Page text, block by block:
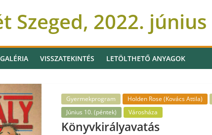
Szeged, 2022. június
GALÉRIA VISSZATEKINTÉS LETÖLTHETŐ ANYAGOK
Gyermekprogram Holden Rose (Kovács Attila)
Június 10. (péntek)
Városháza
Könyvkirályavatás